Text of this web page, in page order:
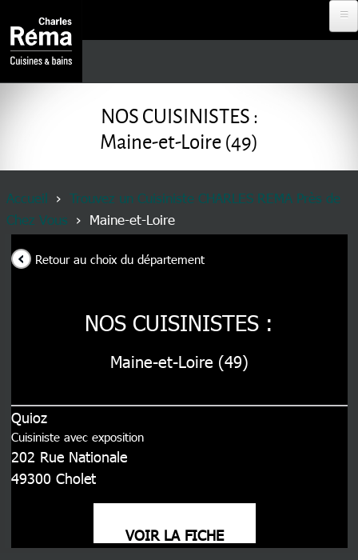
REVENDEUR
RDV EN
NOS CUISINISTES :
Maine-et-Loire (49)
Fil d'Ariane
Accueil
Trouvez un Cuisiniste CHARLES REMA Près de
Chez Vous
Maine-et-Loire
Retour au choix du département
NOS CUISINISTES :
Maine-et-Loire (49)
Quioz
Cuisiniste avec exposition
202 Rue Nationale
49300 Cholet
VOIR LA FICHE